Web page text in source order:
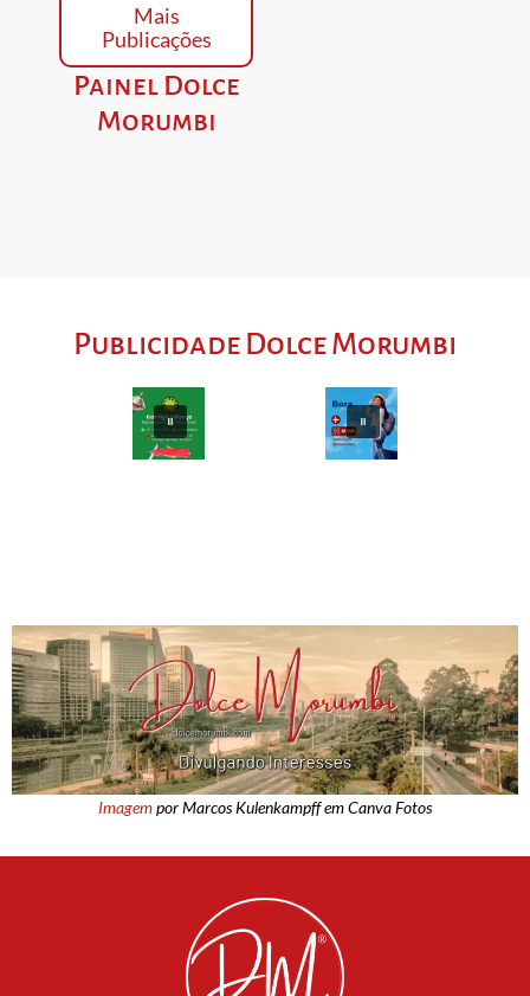
Mais
Publicações
Painel Dolce
Morumbi
Publicidade Dolce Morumbi
Imagempor Marcos Kulenkampff em Canva Fotos